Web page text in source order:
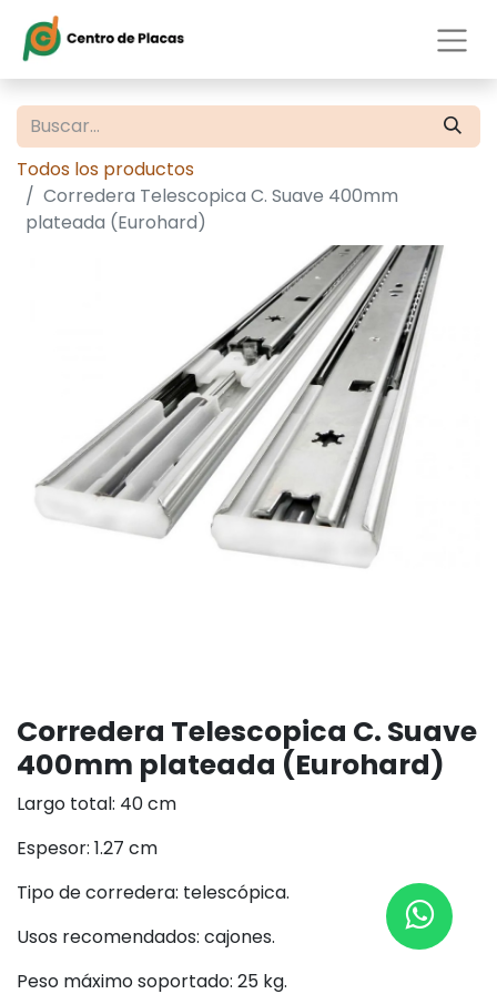
Todos los productos
Corredera Telescopica C. Suave 400mm
plateada (Eurohard)
Corredera Telescopica C. Suave
400mm plateada (Eurohard)
Largo total: 40 cm
Espesor: 1.27 cm
Tipo de corredera: telescópica.
Usos recomendados: cajones.
Peso máximo soportado: 25 kg.